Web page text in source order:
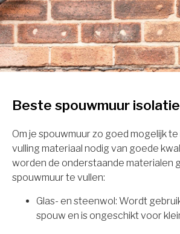
Beste spouwmuur isolatie
Om je spouwmuur zo goed mogelijk
vulling materiaal nodig van goede
worden de onderstaande materialen
spouwmuur te vullen:
Glas- en steenwol: Wordt
spouw en is ongeschikt voor